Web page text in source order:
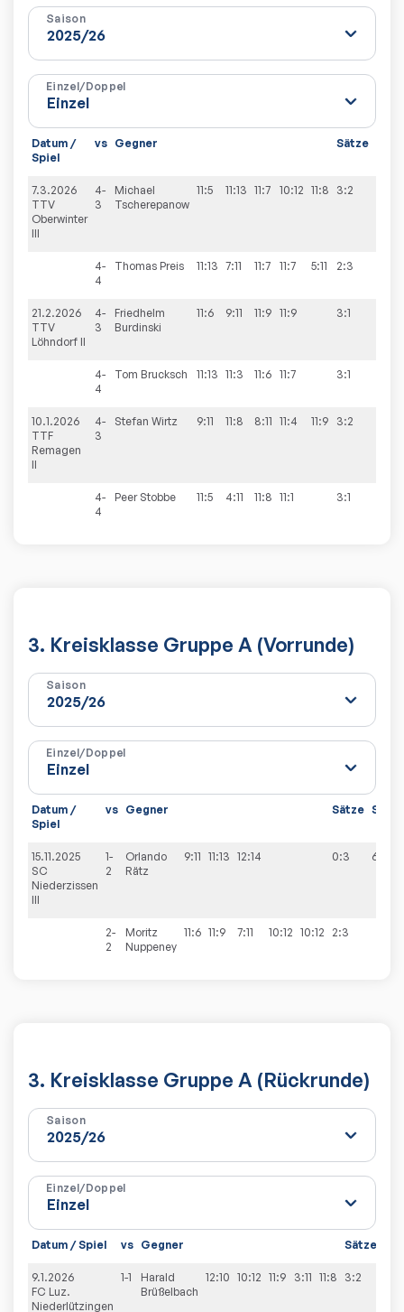
Saison
Einzel/Doppel
Datum /
Spiel
vs Gegner Sätze
7.3.2026
TTV
Oberwinter
III
4-
3
Michael
Tscherepanow
11:5 11:13 11:7 10:12 11:8 3:2
4-
4
Thomas Preis 11:13 7:11 11:7 11:7 5:11 2:3
21.2.2026
TTV
Löhndorf II
4-
3
Friedhelm
Burdinski
11:6 9:11 11:9 11:9 3:1
4-
4
Tom Brucksch 11:13 11:3 11:6 11:7 3:1
10.1.2026
TTF
Remagen
II
4-
3
Stefan Wirtz 9:11 11:8 8:11 11:4 11:9 3:2
4-
4
Peer Stobbe 11:5 4:11 11:8 11:1 3:1
3. Kreisklasse Gruppe A (Vorrunde)
Saison
Einzel/Doppel
Datum /
Spiel
vs Gegner Sätze
15.11.2025
SC
Niederzissen
III
1-
2
Orlando
Rätz
9:11 11:13 12:14 0:3 6:4
2-
2
Moritz
Nuppeney
11:6 11:9 7:11 10:12 10:12 2:3
3. Kreisklasse Gruppe A (Rückrunde)
Saison
Einzel/Doppel
Datum / Spiel vs Gegner Sätze
9.1.2026
FC Luz.
Niederlützingen
1-1
Harald
Brüßelbach
12:10 10:12 11:9 3:11 11:8 3:2